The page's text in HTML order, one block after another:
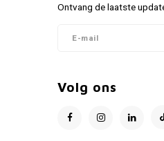
Ontvang de laatste
Volg ons